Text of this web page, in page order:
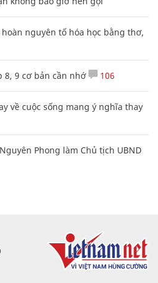
nguyên tố hóa học bằng thơ,
8, 9 cơ bản cần nhớ 106
về cuộc sống mang ý nghĩa thay
Phong làm Chủ tịch UBND